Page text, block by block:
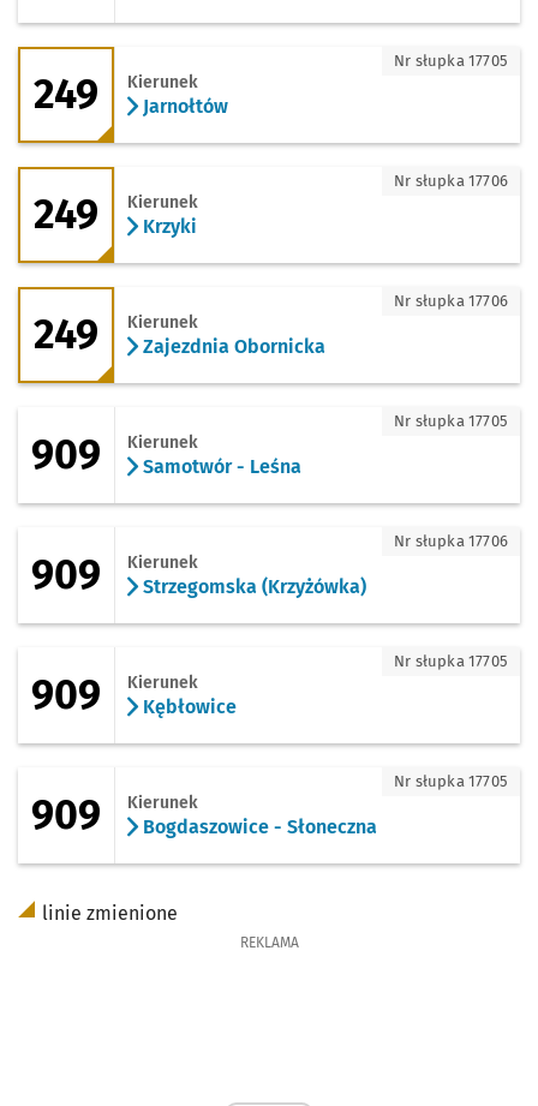
249 - kierunek Jarnołtów
249 Kierunek
Jarnołtów
Nr słupka 17705
249 - kierunek Krzyki
249 Kierunek
Krzyki
Nr słupka 17706
249 - kierunek Zajezdnia Obornicka
249 Kierunek
Zajezdnia Obornicka
Nr słupka 17706
909 - kierunek Samotwór - Leśna
909 Kierunek
Samotwór - Leśna
Nr słupka 17705
909 - kierunek Strzegomska
909 Kierunek
Strzegomska (Krzyżówka)
Nr słupka 17706
909 Kierunek
Kębłowice
Nr słupka 17705
909 - kierunek Bogdaszowice -
909 Kierunek
Bogdaszowice - Słoneczna
Nr słupka 17705
linie zmienione
REKLAMA